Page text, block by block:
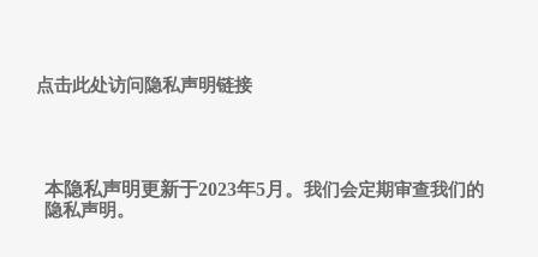
点击此处访问隐私声明链接
本隐私声明更新于2023年5月。我们会定期审查我们的
隐私声明。